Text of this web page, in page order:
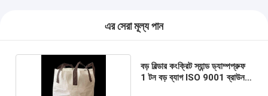
এর সেরা মূল্য পান
বড় বিল্ডার কংক্রিট স্যান্ড ড্যাম্পপ্রুফ
1 টন বড় ব্যাগ ISO 9001 ব্রাউন